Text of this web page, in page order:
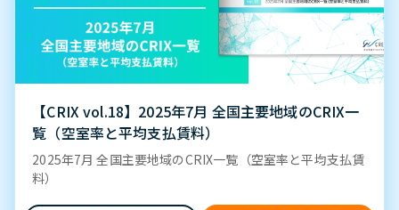
【CRIX vol.18】2025年7月 全国主要地域のCRIX一
覧（空室率と平均支払賃料）
2025年7月 全国主要地域のCRIX一覧（空室率と平均支払賃
料）